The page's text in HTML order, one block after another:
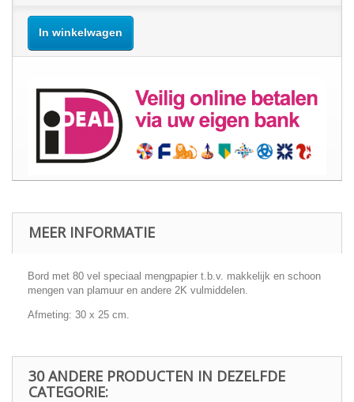
In winkelwagen
MEER INFORMATIE
Bord met 80 vel speciaal mengpapier t.b.v. makkelijk en schoon
mengen van plamuur en andere 2K vulmiddelen.
Afmeting: 30 x 25 cm.
30 ANDERE PRODUCTEN IN DEZELFDE
CATEGORIE: